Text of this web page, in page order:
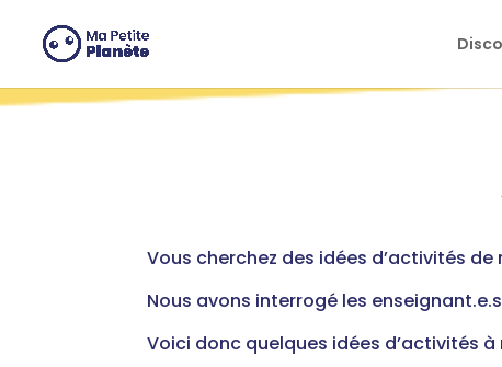
Vous cherchez des idées d’activités
Nous avons interrogé les
Voici donc quelques idées d’activités